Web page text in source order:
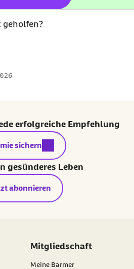
geholfen?
4 Sterne5 Sterne
erfolgreiche Empfehlung
Link:
sichern
gesünderes Leben
abonnieren
Mitgliedschaft
Meine Barmer